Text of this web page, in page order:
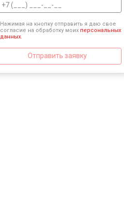
Нажимая на кнопку отправить я даю свое
согласие на обработку моих персональных
данных.
Отправить заявку